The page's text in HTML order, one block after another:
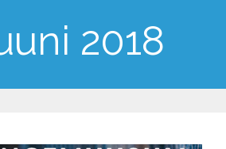
2018